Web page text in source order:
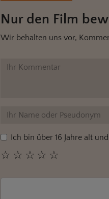
Nur den Film
Wir behalten uns vor,
Ich bin über 16 Jahre alt
☆
☆
☆
☆
☆